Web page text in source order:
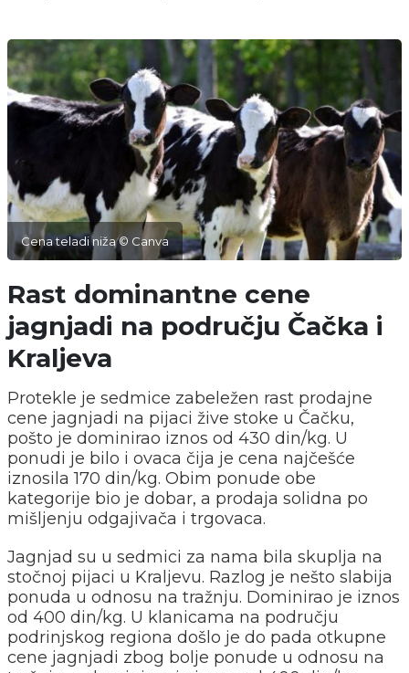
Cena teladi niža © Canva
Rast dominantne cene
jagnjadi na području Čačka i
Kraljeva
Protekle je sedmice zabeležen rast prodajne
cene jagnjadi na pijaci žive stoke u Čačku,
pošto je dominirao iznos od 430 din/kg. U
ponudi je bilo i ovaca čija je cena najčešće
iznosila 170 din/kg. Obim ponude obe
kategorije bio je dobar, a prodaja solidna po
mišljenju odgajivača i trgovaca.
Jagnjad su u sedmici za nama bila skuplja na
stočnoj pijaci u Kraljevu. Razlog je nešto slabija
ponuda u odnosu na tražnju. Dominirao je iznos
od 400 din/kg. U klanicama na području
podrinjskog regiona došlo je do pada otkupne
cene jagnjadi zbog bolje ponude u odnosu na